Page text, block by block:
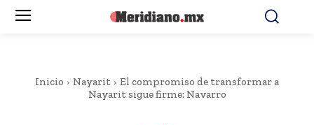
Inicio Nayarit
El compromiso de transformar a
Nayarit sigue firme: Navarro